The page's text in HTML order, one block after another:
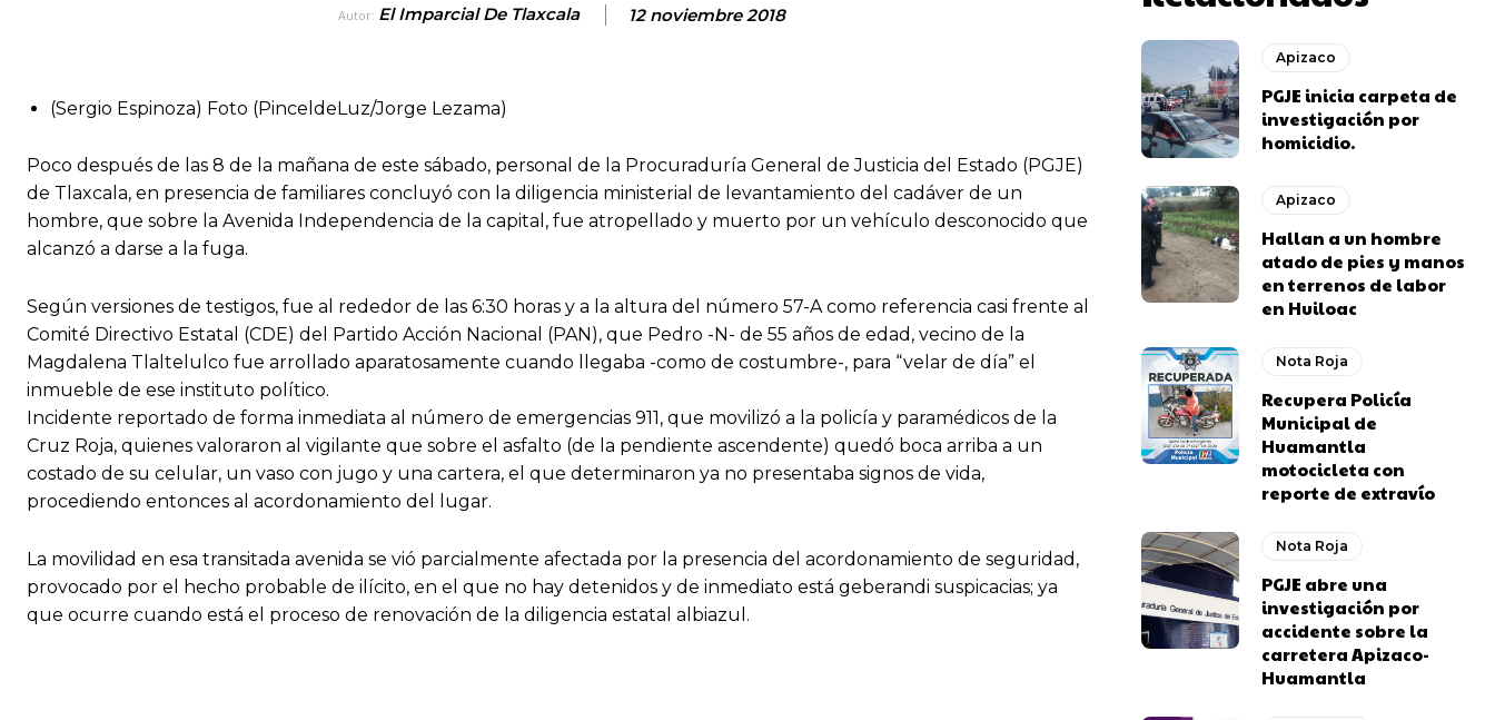
Autor: El Imparcial De Tlaxcala 12 noviembre 2018
(Sergio Espinoza) Foto (PinceldeLuz/Jorge Lezama)
Poco después de las 8 de la mañana de este sábado, personal de la Procuraduría General de Justicia del Estado (PGJE)
de Tlaxcala, en presencia de familiares concluyó con la diligencia ministerial de levantamiento del cadáver de un
hombre, que sobre la Avenida Independencia de la capital, fue atropellado y muerto por un vehículo desconocido que
alcanzó a darse a la fuga.
Según versiones de testigos, fue al rededor de las 6:30 horas y a la altura del número 57-A como referencia casi frente al
Comité Directivo Estatal (CDE) del Partido Acción Nacional (PAN), que Pedro -N- de 55 años de edad, vecino de la
Magdalena Tlaltelulco fue arrollado aparatosamente cuando llegaba -como de costumbre-, para “velar de día” el
inmueble de ese instituto político.
Incidente reportado de forma inmediata al número de emergencias 911, que movilizó a la policía y paramédicos de la
Cruz Roja, quienes valoraron al vigilante que sobre el asfalto (de la pendiente ascendente) quedó boca arriba a un
costado de su celular, un vaso con jugo y una cartera, el que determinaron ya no presentaba signos de vida,
procediendo entonces al acordonamiento del lugar.
La movilidad en esa transitada avenida se vió parcialmente afectada por la presencia del acordonamiento de seguridad,
provocado por el hecho probable de ilícito, en el que no hay detenidos y de inmediato está geberandi suspicacias; ya
que ocurre cuando está el proceso de renovación de la diligencia estatal albiazul.
Apizaco
PGJE inicia carpeta de
investigación por
homicidio.
Apizaco
Hallan a un hombre
atado de pies y manos
en terrenos de labor
en Huiloac
Nota Roja
Recupera Policía
Municipal de
Huamantla
motocicleta con
reporte de extravío
Nota Roja
PGJE abre una
investigación por
accidente sobre la
carretera Apizaco-
Huamantla